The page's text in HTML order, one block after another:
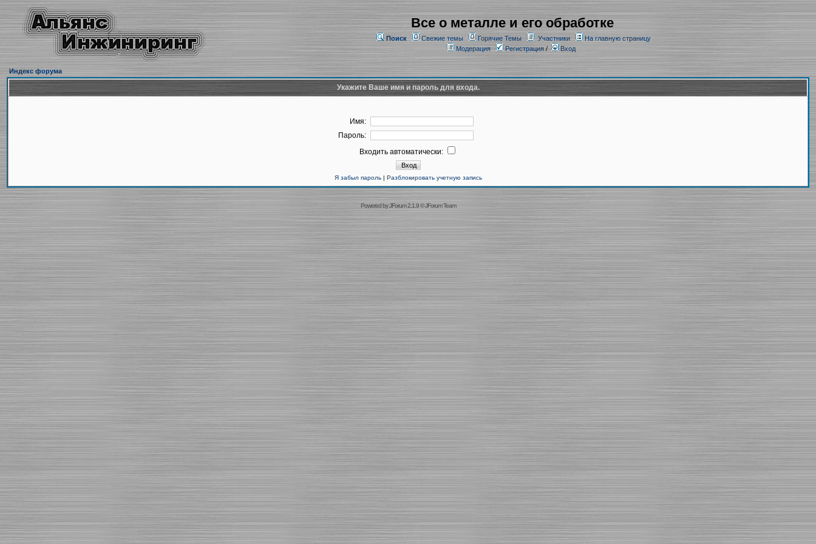
Все о металле и его обработке
Поиск Свежие темы Горячие Темы Участники
На главную страницу
Модерация
Регистрация/ Вход
Индекс форума
Укажите Ваше имя и пароль для входа.
Имя:
Пароль:
Входить автоматически:
Я забыл пароль| Разблокировать учетную запись
Powered byJForum 2.1.9©JForum Team